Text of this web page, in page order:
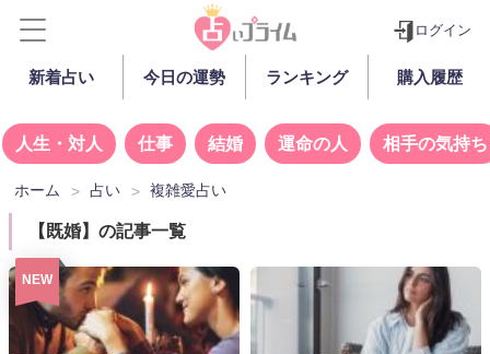
ログイン
新着占い 今日の運勢 ランキング 購入履歴
人生・対人 仕事 結婚 運命の人 相手の気持ち
ホーム 占い 複雑愛占い
【既婚】の記事一覧
NEW